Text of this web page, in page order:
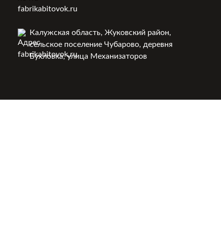
Калужская область, Жуковский район,
сельское поселение Чубарово, деревня
Бухловка, улица Механизаторов